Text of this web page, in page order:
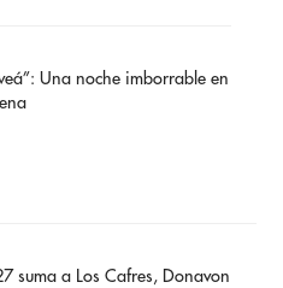
Una noche imborrable en
suma a Los Cafres, Donavon